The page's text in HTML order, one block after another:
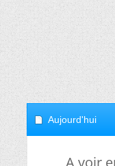
Aujourd'hui
A voir